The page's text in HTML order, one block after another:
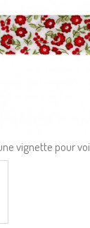
vignette pour